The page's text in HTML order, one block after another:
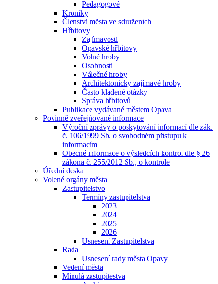
Pedagogové
Kroniky
Členství města ve sdruženích
Hřbitovy
Zajímavosti
Opavské hřbitovy
Volné hroby
Osobnosti
Válečné hroby
Architektonicky zajímavé hroby
Často kladené otázky
Správa hřbitovů
Publikace vydávané městem Opava
Povinně zveřejňované informace
Výroční zprávy o poskytování informací dle zák.
č. 106/1999 Sb. o svobodném přístupu k
informacím
Obecné informace o výsledcích kontrol dle § 26
zákona č. 255/2012 Sb., o kontrole
Úřední deska
Volené orgány města
Zastupitelstvo
Termíny zastupitelstva
2023
2024
2025
2026
Usnesení Zastupitelstva
Rada
Usnesení rady města Opavy
Vedení města
Minulá zastupitestva